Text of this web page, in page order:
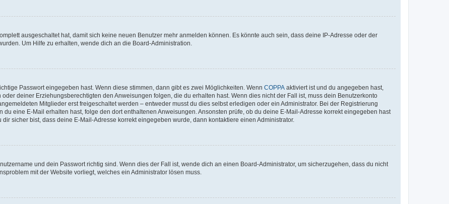
ausgeschaltet hat, damit sich keine neuen Benutzer mehr anmelden können. Es könnte auch sein, dass deine IP-Adresse oder der
Um Hilfe zu erhalten, wende dich an die Board-Administration.
Passwort eingegeben hast. Wenn diese stimmen, dann gibt es zwei Möglichkeiten. Wenn COPPA aktiviert ist und du angegeben hast,
deiner Erziehungsberechtigten den Anweisungen folgen, die du erhalten hast. Wenn dies nicht der Fall ist, muss dein Benutzerkonto
Mitglieder erst freigeschaltet werden – entweder musst du dies selbst erledigen oder ein Administrator. Bei der Registrierung
eine E-Mail erhalten hast, folge den dort enthaltenen Anweisungen. Ansonsten prüfe, ob du deine E-Mail-Adresse korrekt eingegeben hast
sicher bist, dass deine E-Mail-Adresse korrekt eingegeben wurde, dann kontaktiere einen Administrator.
und dein Passwort richtig sind. Wenn dies der Fall ist, wende dich an einen Board-Administrator, um sicherzugehen, dass du nicht
mit der Website vorliegt, welches ein Administrator lösen muss.